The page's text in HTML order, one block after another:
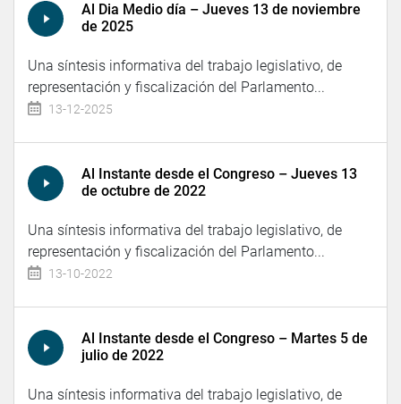
Al Dia Medio día – Jueves 13 de noviembre
de 2025
Una síntesis informativa del trabajo legislativo, de
representación y fiscalización del Parlamento...
13-12-2025
Al Instante desde el Congreso – Jueves 13
de octubre de 2022
Una síntesis informativa del trabajo legislativo, de
representación y fiscalización del Parlamento...
13-10-2022
Al Instante desde el Congreso – Martes 5 de
julio de 2022
Una síntesis informativa del trabajo legislativo, de